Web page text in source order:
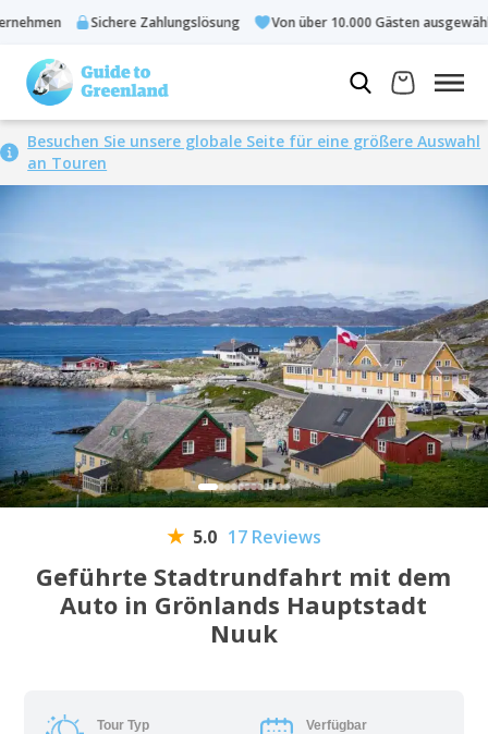
Sichere Zahlungslösung Von über 10.000 Gästen ausgewählt
Besuchen Sie unsere globale Seite für eine größere Auswahl
an Touren
Geführte Stadtrundfahrt mit dem
Auto in Grönlands Hauptstadt
Nuuk
5.0 17 Reviews
Tour Typ Verfügbar